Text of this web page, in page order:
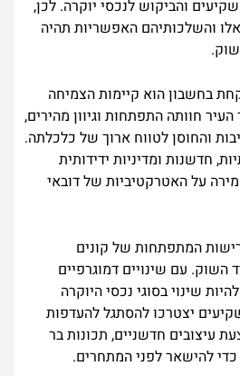
והביקוש לנכסי יוקרה. לכן,
והשלכותיהם האפשריות תהיה
בחשבון הוא קיימות הצמיחה
חוותה התפתחות וגיוון מהירים,
והחוסן לטווח ארוך של כלכלתה.
חדשנות ומדיניות ידידותית
על האטרקטיביות של דובאי
המתפתחות של קונים
השוק. עם שינויים דמוגרפיים
שינוי בסוגי נכסי היוקרה
יצטרכו להסתגל להעדפות
עיצובים חדשניים, תכונות בר
כדי להישאר לפני המתחרים.